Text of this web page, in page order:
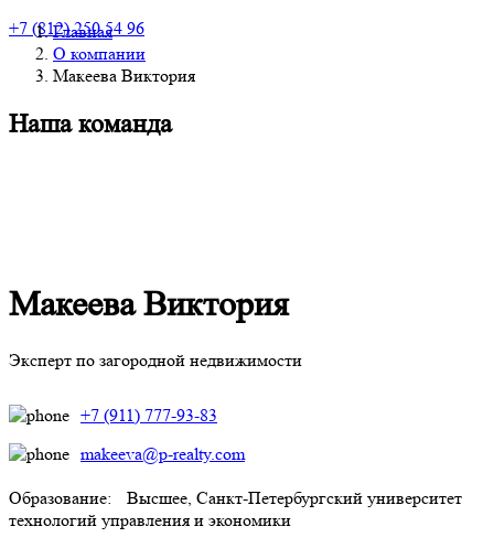
+7 (812) 250 54 96
Главная
О компании
Макеева Виктория
Наша команда
Макеева Виктория
Эксперт по загородной недвижимости
+7 (911) 777-93-83
makeeva@p-realty.com
Образование:
Высшее, Санкт-Петербургский университет
технологий управления и экономики